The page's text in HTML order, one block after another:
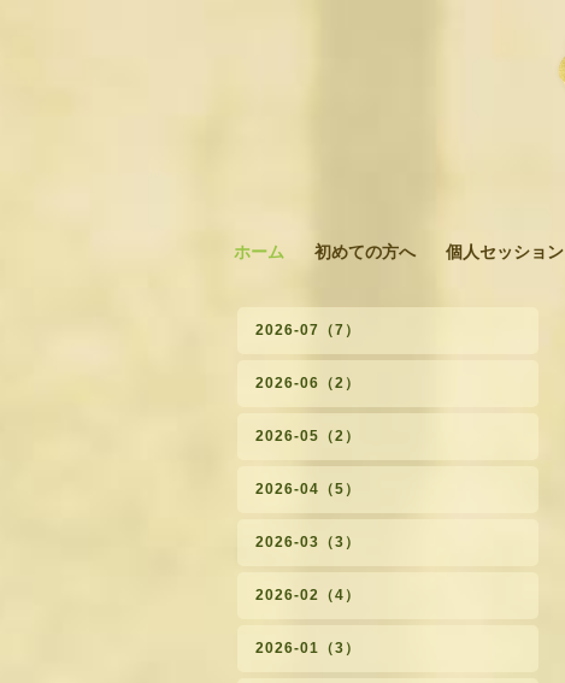
ホーム 初めての方へ 個人セッション
2026-07（7）
2026-06（2）
2026-05（2）
2026-04（5）
2026-03（3）
2026-02（4）
2026-01（3）